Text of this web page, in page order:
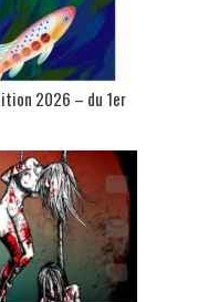
2026 – du 1er